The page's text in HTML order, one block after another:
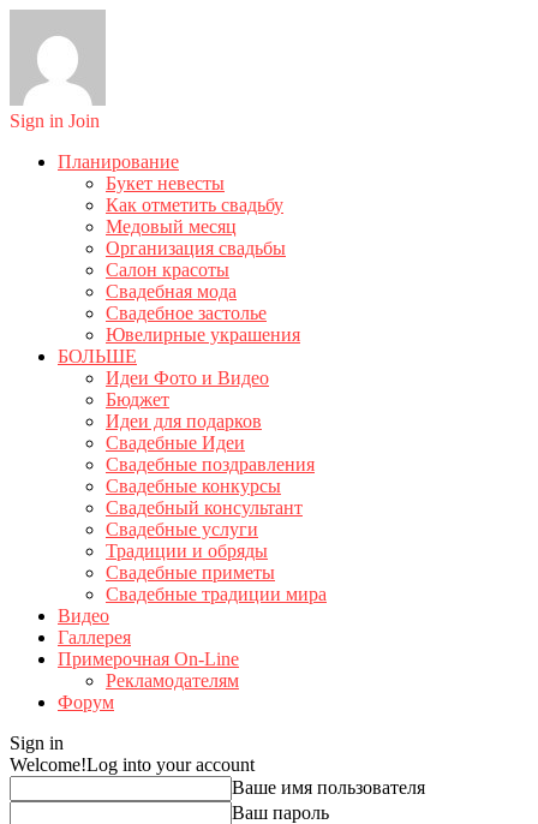
Sign in Join
Планирование
Букет невесты
Как отметить свадьбу
Медовый месяц
Организация свадьбы
Салон красоты
Свадебная мода
Свадебное застолье
Ювелирные украшения
БОЛЬШЕ
Идеи Фото и Видео
Бюджет
Идеи для подарков
Свадебные Идеи
Свадебные поздравления
Свадебные конкурсы
Свадебный консультант
Свадебные услуги
Традиции и обряды
Свадебные приметы
Свадебные традиции мира
Видео
Галлерея
Примерочная On-Line
Рекламодателям
Форум
Sign in
Welcome!Log into your account
Ваше имя пользователя
Ваш пароль